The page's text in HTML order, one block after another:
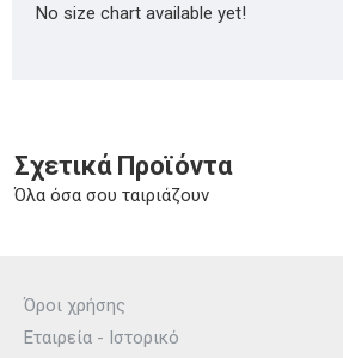
No size chart available yet!
Σχετικά Προϊόντα
Όλα όσα σου ταιριάζουν
Όροι χρήσης
Εταιρεία - Ιστορικό